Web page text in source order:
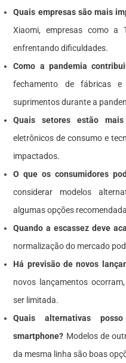
Quais empresas são mais
Xiaomi, empresas como a
enfrentando dificuldades.
Como a pandemia
fechamento de fábricas
suprimentos durante a
Quais setores estão mais
eletrônicos de consumo e
impactados.
O que os consumidores
considerar modelos
algumas opções
Quando a escassez deve
normalização do mercado
Há previsão de novos
novos lançamentos
ser limitada.
Quais alternativas
smartphone? Modelos de
da mesma linha são boas